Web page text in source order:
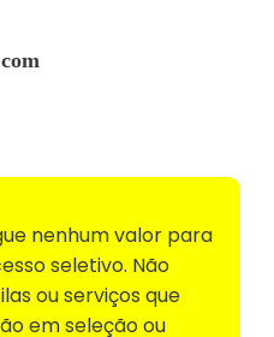
nenhum valor para
seletivo. Não
ou serviços que
em seleção ou